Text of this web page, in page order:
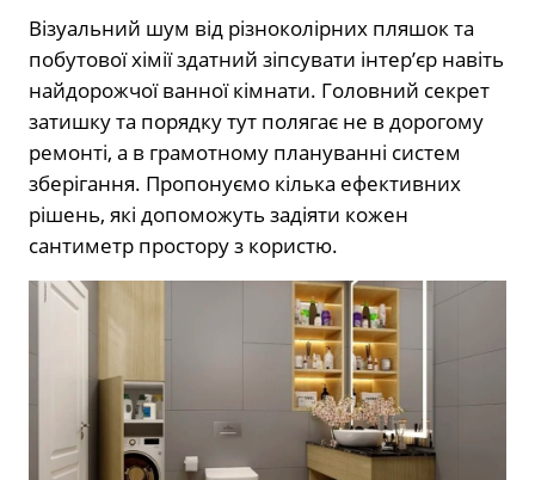
Візуальний шум від різноколірних пляшок та
побутової хімії здатний зіпсувати інтер’єр навіть
найдорожчої ванної кімнати. Головний секрет
затишку та порядку тут полягає не в дорогому
ремонті, а в грамотному плануванні систем
зберігання. Пропонуємо кілька ефективних
рішень, які допоможуть задіяти кожен
сантиметр простору з користю.